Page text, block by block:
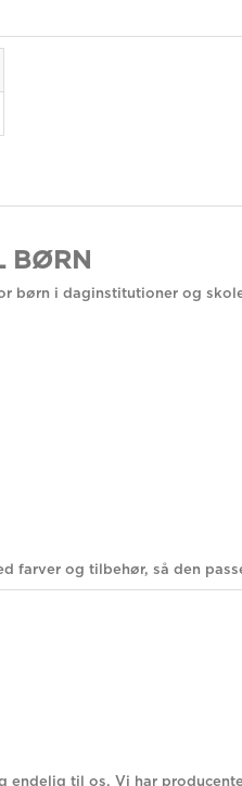
BØRN
i daginstitutioner og
farver og tilbehør, så den
til os. Vi har